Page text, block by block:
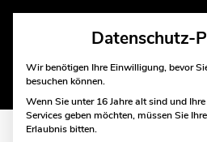
Datenschutz-
Wir benötigen Ihre Einwilligung, bevor
besuchen können.
Wenn Sie unter 16 Jahre alt sind und
Services geben möchten, müssen Sie
Erlaubnis bitten.